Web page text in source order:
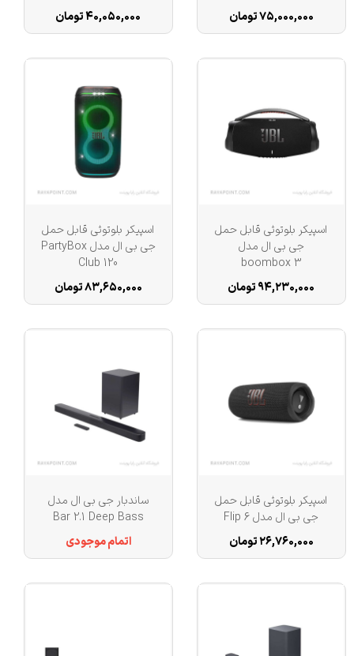
۷۵,۰۰۰,۰۰۰ تومان
۴۰,۰۵۰,۰۰۰ تومان
اسپیکر بلوتوثی قابل حمل
جی بی ال مدل
boombox 3
۹۴,۲۳۰,۰۰۰ تومان
اسپیکر بلوتوثی قابل حمل
جی بی ال مدل PartyBox
Club 120
۸۳,۶۵۰,۰۰۰ تومان
اسپیکر بلوتوثی قابل حمل
جی بی ال مدل Flip 6
۲۶,۷۶۰,۰۰۰ تومان
ساندبار جی بی ال مدل
Bar 2.1 Deep Bass
اتمام موجودی